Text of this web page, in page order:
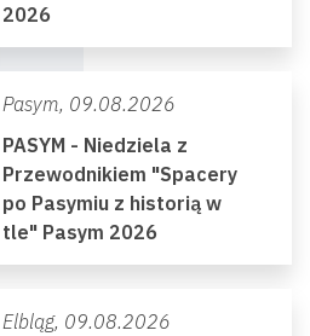
2026
Pasym, 09.08.2026
PASYM - Niedziela z
Przewodnikiem "Spacery
po Pasymiu z historią w
tle" Pasym 2026
Elbląg, 09.08.2026